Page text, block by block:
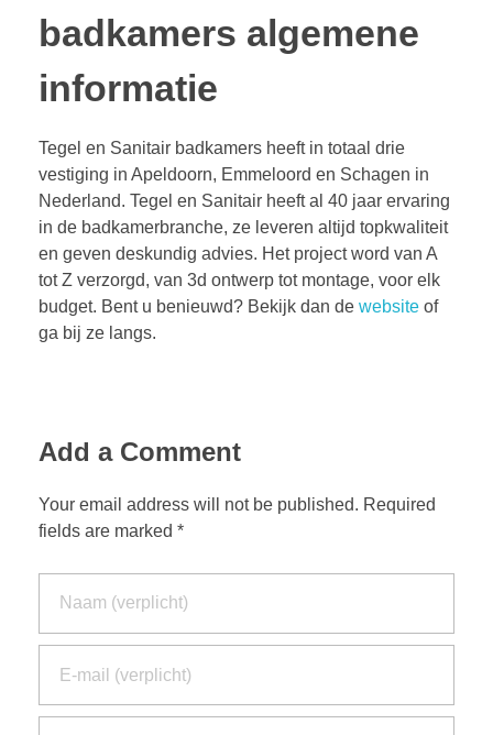
badkamers algemene
informatie
Tegel en Sanitair badkamers heeft in totaal drie
vestiging in Apeldoorn, Emmeloord en Schagen in
Nederland. Tegel en Sanitair heeft al 40 jaar ervaring
in de badkamerbranche, ze leveren altijd topkwaliteit
en geven deskundig advies. Het project word van A
tot Z verzorgd, van 3d ontwerp tot montage, voor elk
budget. Bent u benieuwd? Bekijk dan de website of
ga bij ze langs.
Add a Comment
Your email address will not be published. Required
fields are marked *